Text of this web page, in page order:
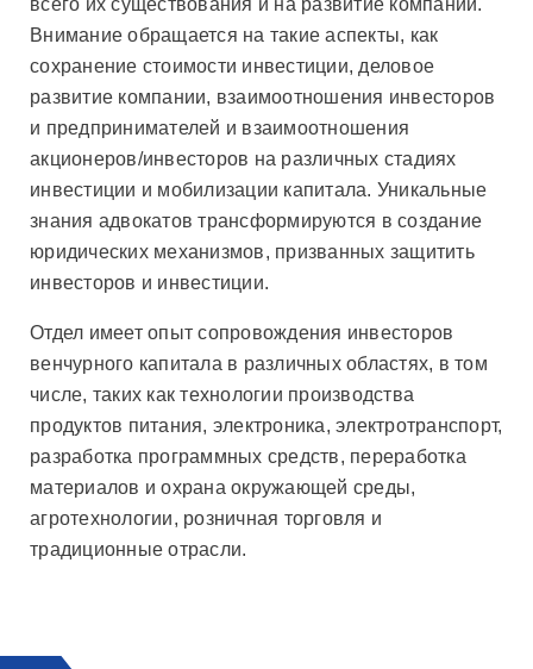
Внимание обращается на такие аспекты, как
сохранение стоимости инвестиции, деловое
развитие компании, взаимоотношения инвесторов
и предпринимателей и взаимоотношения
акционеров/инвесторов на различных стадиях
инвестиции и мобилизации капитала. Уникальные
знания адвокатов трансформируются в создание
юридических механизмов, призванных защитить
инвесторов и инвестиции.
Отдел имеет опыт сопровождения инвесторов
венчурного капитала в различных областях, в том
числе, таких как технологии производства
продуктов питания, электроника, электротранспорт,
разработка программных средств, переработка
материалов и охрана окружающей среды,
агротехнологии, розничная торговля и
традиционные отрасли.